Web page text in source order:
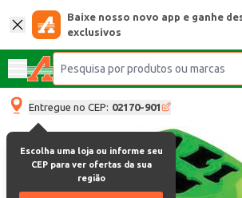
Baixe nosso novo app e ganhe
exclusivos
Entregue no CEP: 02170-901
Escolha uma loja ou informe seu
CEP para ver ofertas da sua
região